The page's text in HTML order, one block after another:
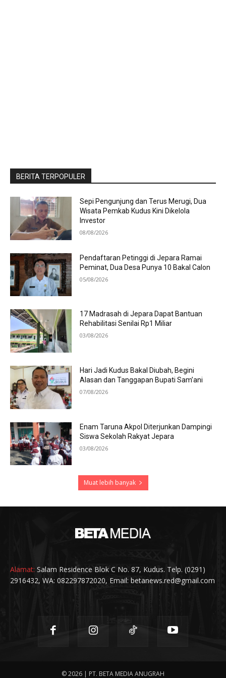
BERITA TERPOPULER
Sepi Pengunjung dan Terus Merugi, Dua
Wisata Pemkab Kudus Kini Dikelola
Investor
08/08/2026
Pendaftaran Petinggi di Jepara Ramai
Peminat, Dua Desa Punya 10 Bakal Calon
05/08/2026
17 Madrasah di Jepara Dapat Bantuan
Rehabilitasi Senilai Rp1 Miliar
03/08/2026
Hari Jadi Kudus Bakal Diubah, Begini
Alasan dan Tanggapan Bupati Sam’ani
07/08/2026
Enam Taruna Akpol Diterjunkan Dampingi
Siswa Sekolah Rakyat Jepara
03/08/2026
Muat lebih banyak
Alamat: Salam Residence Blok C No. 87, Kudus. Telp. (0291)
2916432, WA: 082297872020, Email: betanews.red@gmail.com
© 2026 | PT. BETA MEDIA ANUGRAH